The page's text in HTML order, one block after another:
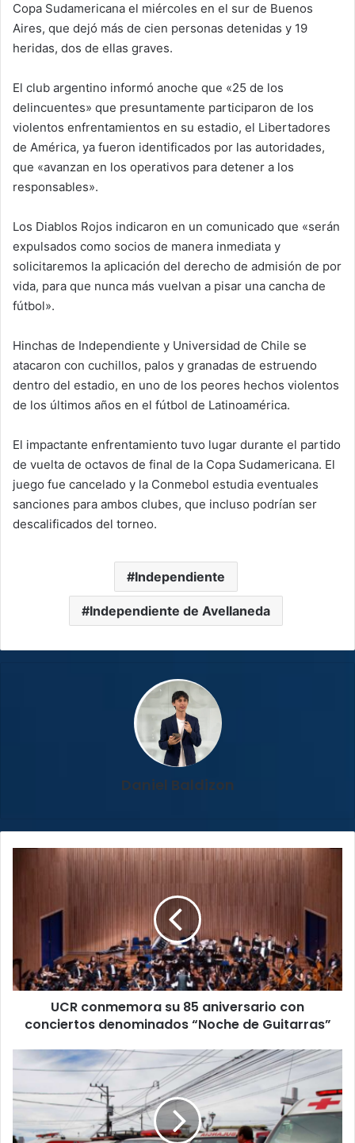
Copa Sudamericana el miércoles en el sur de Buenos
Aires, que dejó más de cien personas detenidas y 19
heridas, dos de ellas graves.
El club argentino informó anoche que «25 de los
delincuentes» que presuntamente participaron de los
violentos enfrentamientos en su estadio, el Libertadores
de América, ya fueron identificados por las autoridades,
que «avanzan en los operativos para detener a los
responsables».
Los Diablos Rojos indicaron en un comunicado que «serán
expulsados como socios de manera inmediata y
solicitaremos la aplicación del derecho de admisión de por
vida, para que nunca más vuelvan a pisar una cancha de
fútbol».
Hinchas de Independiente y Universidad de Chile se
atacaron con cuchillos, palos y granadas de estruendo
dentro del estadio, en uno de los peores hechos violentos
de los últimos años en el fútbol de Latinoamérica.
El impactante enfrentamiento tuvo lugar durante el partido
de vuelta de octavos de final de la Copa Sudamericana. El
juego fue cancelado y la Conmebol estudia eventuales
sanciones para ambos clubes, que incluso podrían ser
descalificados del torneo.
Independiente
Independiente de Avellaneda
Daniel Baldizon
aniversario
conciertos
denominados
“Noche
Guitarras”
UCR conmemora su 85 aniversario con
conciertos denominados “Noche de Guitarras”
Roja
reportó
díez
fallecimientos
y